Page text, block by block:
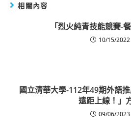
相關內容
「烈火純青技能競賽-
10/15/2022
國立清華大學-112年49期外語
遠距上線！」
09/06/2023